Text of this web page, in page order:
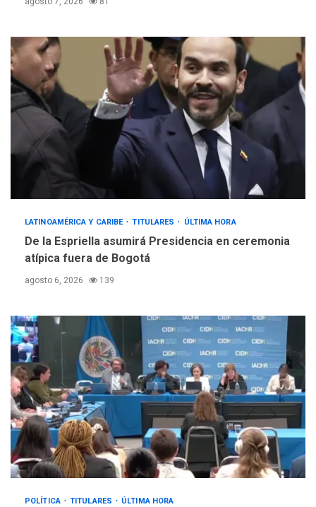
LATINOAMÉRICA Y CARIBE TITULARES ÚLTIMA HORA
De la Espriella asumirá Presidencia en ceremonia
atípica fuera de Bogotá
agosto 6, 2026 139
POLÍTICA TITULARES ÚLTIMA HORA